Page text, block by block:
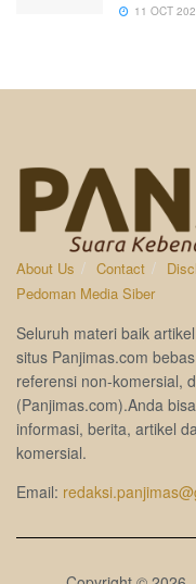
11 OCT
About Us Contact
Pedoman Media Siber
Seluruh materi baik
situs Panjimas.com
referensi non-komersial,
(Panjimas.com).Anda
informasi, berita, artikel
komersial.
Email: